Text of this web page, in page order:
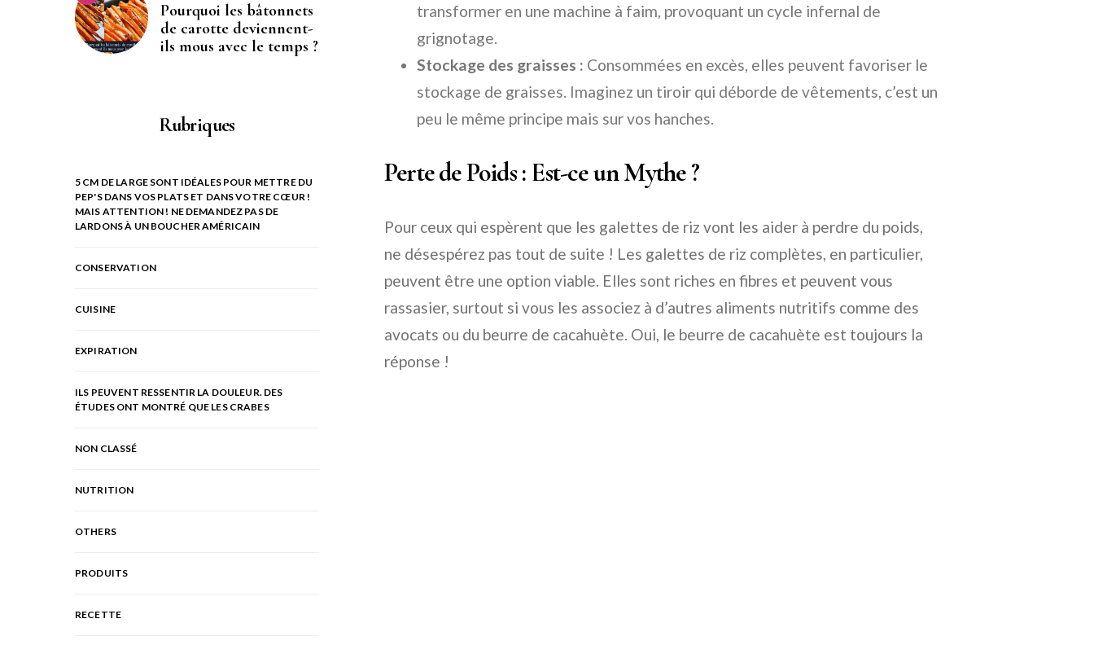
transformer en une machine à faim, provoquant un cycle infernal de
grignotage.
Stockage des graisses : Consommées en excès, elles peuvent favoriser le
stockage de graisses. Imaginez un tiroir qui déborde de vêtements, c’est un
peu le même principe mais sur vos hanches.
Perte de Poids : Est-ce un Mythe ?
Pour ceux qui espèrent que les galettes de riz vont les aider à perdre du poids,
ne désespérez pas tout de suite ! Les galettes de riz complètes, en particulier,
peuvent être une option viable. Elles sont riches en fibres et peuvent vous
rassasier, surtout si vous les associez à d’autres aliments nutritifs comme des
avocats ou du beurre de cacahuète. Oui, le beurre de cacahuète est toujours la
réponse !
Pourquoi les bâtonnets
de carotte deviennent-
ils mous avec le temps ?
Rubriques
5 CM DE LARGE SONT IDÉALES POUR METTRE DU
PEP'S DANS VOS PLATS ET DANS VOTRE CŒUR !
MAIS ATTENTION ! NE DEMANDEZ PAS DE
LARDONS À UN BOUCHER AMÉRICAIN
CONSERVATION
CUISINE
EXPIRATION
ILS PEUVENT RESSENTIR LA DOULEUR. DES
ÉTUDES ONT MONTRÉ QUE LES CRABES
NON CLASSÉ
NUTRITION
OTHERS
PRODUITS
RECETTE